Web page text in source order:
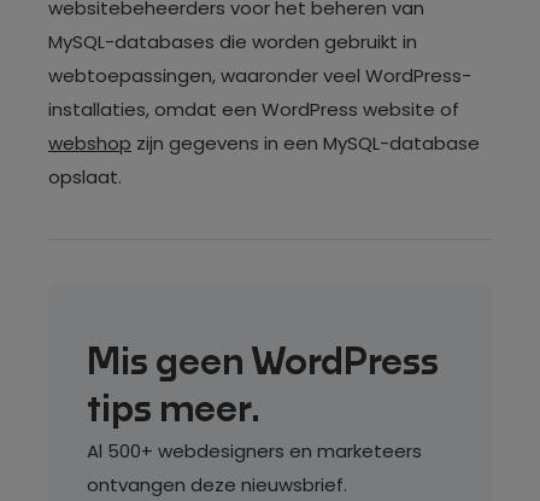
websitebeheerders voor het beheren van
MySQL-databases die worden gebruikt in
webtoepassingen, waaronder veel WordPress-
installaties, omdat een WordPress website of
webshop zijn gegevens in een MySQL-database
opslaat.
Mis geen WordPress
tips meer.
Al 500+ webdesigners en marketeers
ontvangen deze nieuwsbrief.